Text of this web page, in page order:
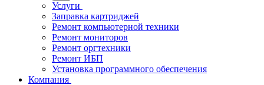
Услуги
Заправка картриджей
Ремонт компьютерной техники
Ремонт мониторов
Ремонт оргтехники
Ремонт ИБП
Установка программного обеспечения
Компания